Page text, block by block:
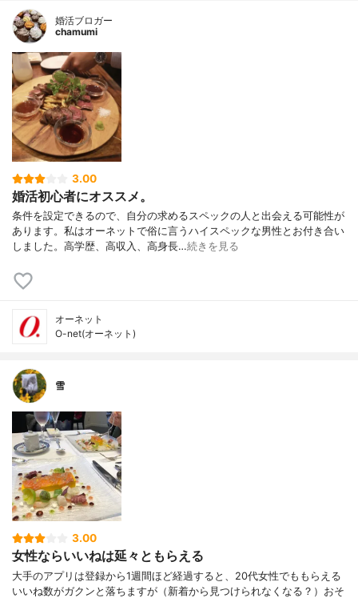
婚活ブロガー
chamumi
3.00
婚活初心者にオススメ。
条件を設定できるので、自分の求めるスペックの人と出会える可能性が
あります。私はオーネットで俗に言うハイスペックな男性とお付き合い
しました。高学歴、高収入、高身長…続きを見る
オーネット
O-net(オーネット)
雪
3.00
女性ならいいねは延々ともらえる
大手のアプリは登録から1週間ほど経過すると、20代女性でももらえる
いいね数がガクンと落ちますが（新着から見つけられなくなる？）おそ